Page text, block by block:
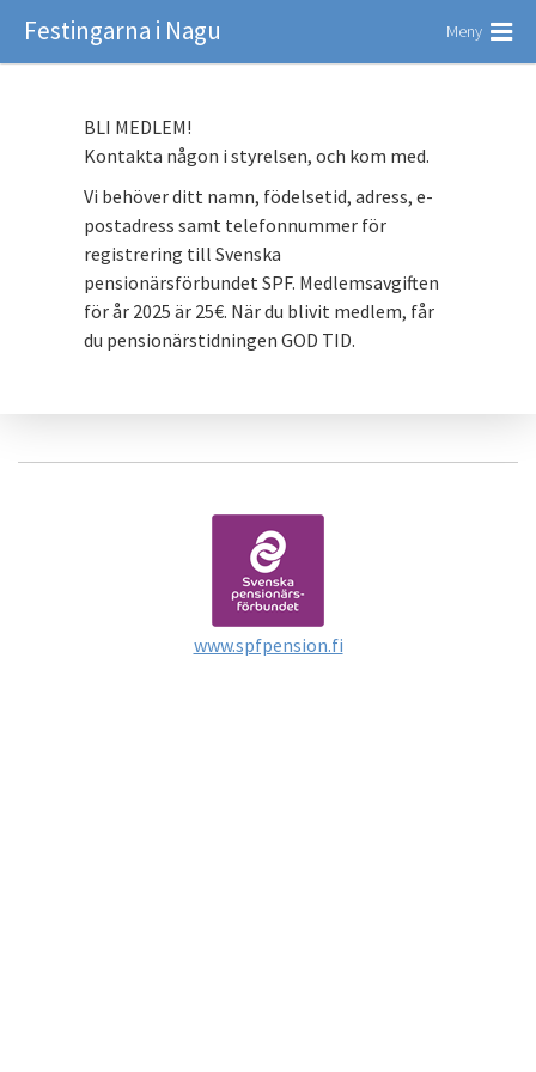
Festingarna i Nagu Meny
BLI MEDLEM!
Kontakta någon i styrelsen, och kom med.
Vi behöver ditt namn, födelsetid, adress, e-
postadress samt telefonnummer för
registrering till Svenska
pensionärsförbundet SPF. Medlemsavgiften
för år 2025 är 25€. När du blivit medlem, får
du pensionärstidningen GOD TID.
www.spfpension.fi